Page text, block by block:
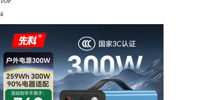
4